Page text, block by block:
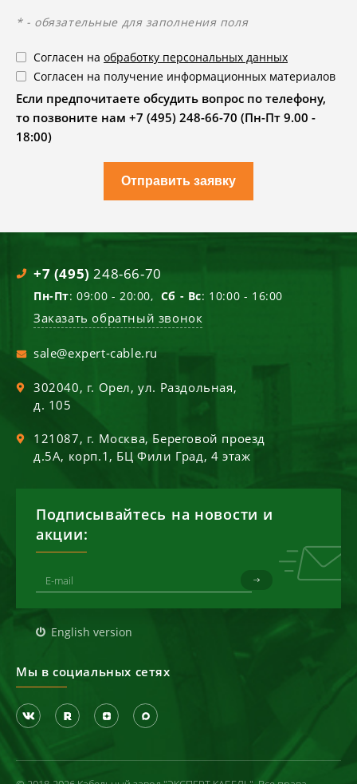
* - обязательные для заполнения поля
Согласен на обработку персональных данных
Согласен на получение информационных материалов
Если предпочитаете обсудить вопрос по телефону,
то позвоните нам +7 (495) 248-66-70 (Пн-Пт 9.00 -
18:00)
Отправить заявку
+7 (495) 248-66-70
Пн-Пт: 09:00 - 20:00, Сб - Вс: 10:00 - 16:00
Заказать обратный звонок
sale@expert-cable.ru
302040, г. Орел,ул. Раздольная,
д. 105
121087, г. Москва, Береговой проезд
д.5А, корп.1, БЦ Фили Град, 4 этаж
Подписывайтесь на новости и
акции:
English version
Мы в социальных сетях